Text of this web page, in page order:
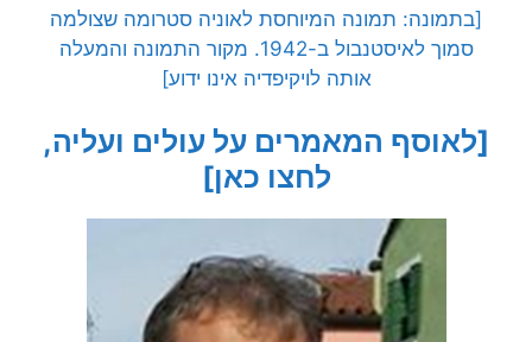
[בתמונה: תמונה המיוחסת לאוניה סטרומה שצולמה
סמוך לאיסטנבול ב-1942. מקור התמונה והמעלה
אותה לויקיפדיה אינו ידוע]
[לאוסף המאמרים על עולים ועליה,
לחצו כאן]